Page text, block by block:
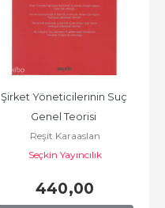
Şirket Yöneticilerinin Suç
Genel Teorisi
Çerçevesinde Ceza
Sorumlulukları
Reşit Karaaslan
Seçkin Yayıncılık
440,00